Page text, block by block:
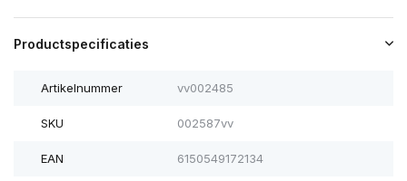
Productspecificaties
Artikelnummer vv002485
SKU 002587vv
EAN 6150549172134